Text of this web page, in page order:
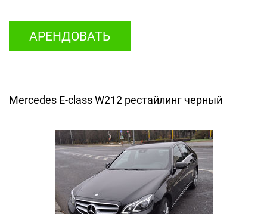
АРЕНДОВАТЬ
Mercedes E-class W212 рестайлинг черный